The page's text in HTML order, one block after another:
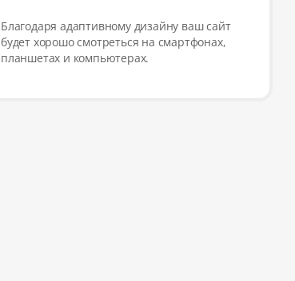
Благодаря адаптивному дизайну ваш сайт
будет хорошо смотреться на смартфонах,
планшетах и компьютерах.